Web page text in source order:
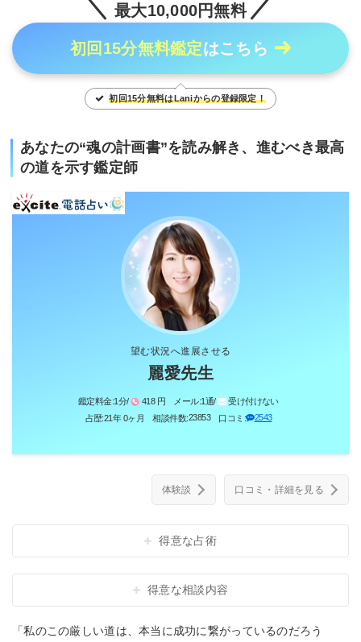
最大10,000円無料
初回15分無料鑑定はこちら
初回15分無料はLaniからの登録限定！
あなたの“魂の計画書”を読み解き、進むべき最高
の道を示す鑑定師
望む状況へ進展させる
麗愛先生
鑑定料金:1分/ 418 円 メール:1通/
受け付けない
占歴:21年 0ヶ月 相談件数:23853 口コミ: 2543
体験談 口コミ・詳細を見る
得意な占術
得意な相談内容
「私のこの厳しい道は、本当に成功に繋がっているのだろう